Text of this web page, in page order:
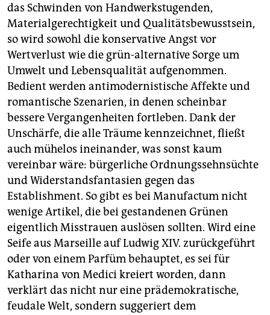
das Schwinden von Handwerkstugenden,
Materialgerechtigkeit und Qualitätsbewusstsein,
so wird sowohl die konservative Angst vor
Wertverlust wie die grün-alternative Sorge um
Umwelt und Lebensqualität aufgenommen.
Bedient werden antimodernistische Affekte und
romantische Szenarien, in denen scheinbar
bessere Vergangenheiten fortleben. Dank der
Unschärfe, die alle Träume kennzeichnet, fließt
auch mühelos ineinander, was sonst kaum
vereinbar wäre: bürgerliche Ordnungssehnsüchte
und Widerstandsfantasien gegen das
Establishment. So gibt es bei Manufactum nicht
wenige Artikel, die bei gestandenen Grünen
eigentlich Misstrauen auslösen sollten. Wird eine
Seife aus Marseille auf Ludwig XIV. zurückgeführt
oder von einem Parfüm behauptet, es sei für
Katharina von Medici kreiert worden, dann
verklärt das nicht nur eine prädemokratische,
feudale Welt, sondern suggeriert dem